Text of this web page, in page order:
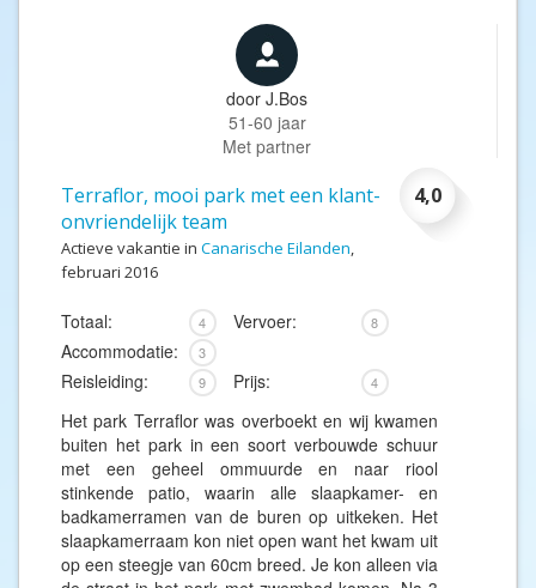
door J.Bos
51-60 jaar
Met partner
4,0
Terraflor, mooi park met een klant-
onvriendelijk team
Actieve vakantie in Canarische Eilanden,
februari 2016
Totaal: 4 Vervoer: 8
Accommodatie: 3
Reisleiding: 9 Prijs: 4
Het park Terraflor was overboekt en wij kwamen
buiten het park in een soort verbouwde schuur
met een geheel ommuurde en naar riool
stinkende patio, waarin alle slaapkamer- en
badkamerramen van de buren op uitkeken. Het
slaapkamerraam kon niet open want het kwam uit
op een steegje van 60cm breed. Je kon alleen via